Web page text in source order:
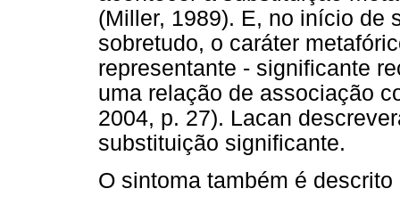
(Miller, 1989). E, no início de
sobretudo, o caráter
representante - significante
uma relação de associação
2004, p. 27). Lacan
substituição significante.
O sintoma também é